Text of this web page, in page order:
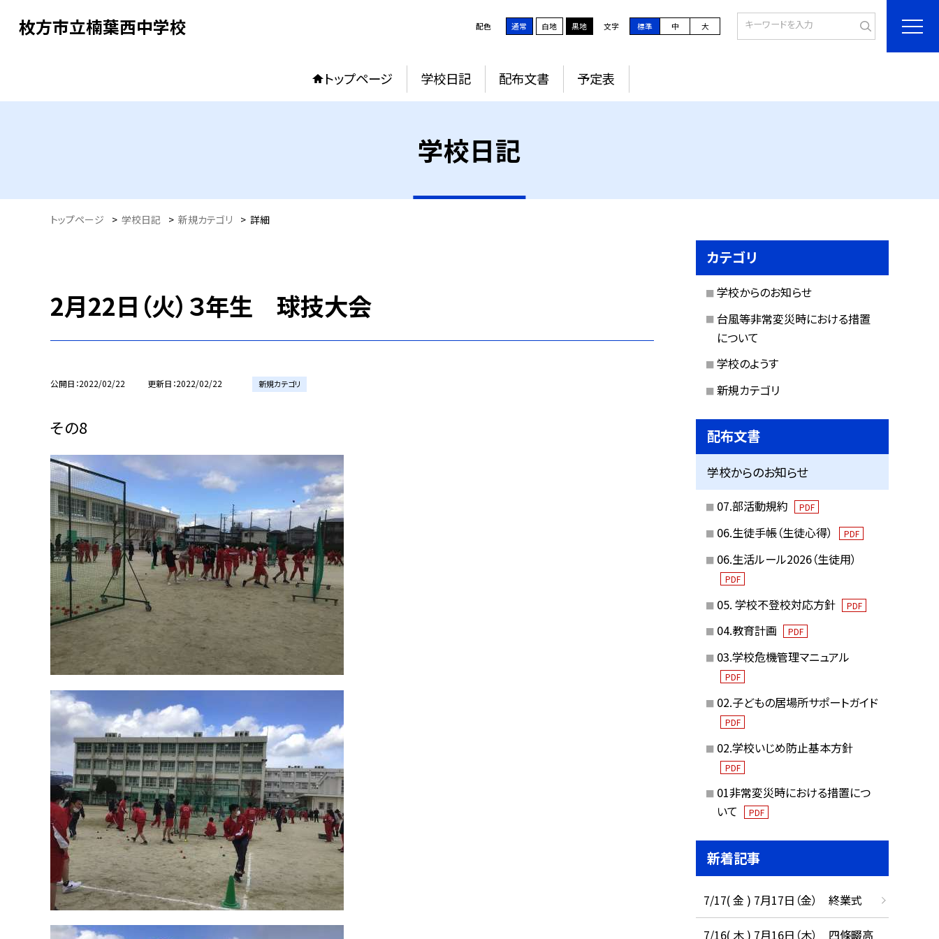
枚方市立楠葉西中学校 配色 通常 白地 黒地 文字 標準 中 大
トップページ 学校日記 配布文書 予定表
学校日記
トップページ > 学校日記 > 新規カテゴリ > 詳細
2月22日（火）３年生 球技大会
公開日 2022/02/22 更新日 2022/02/22 新規カテゴリ
その8
カテゴリ
学校からのお知らせ
台風等非常変災時における措置
について
学校のようす
新規カテゴリ
配布文書
学校からのお知らせ
07.部活動規約 PDF
06.生徒手帳（生徒心得） PDF
06.生活ルール2026（生徒用）
PDF
05. 学校不登校対応方針 PDF
04.教育計画 PDF
03.学校危機管理マニュアル
PDF
02.子どもの居場所サポートガイド
PDF
02.学校いじめ防止基本方針
PDF
01非常変災時における措置につ
いて
PDF
新着記事
7/17( 金 ) 7月17日（金） 終業式
7/16( 木 ) 7月16日（木） 四條畷高